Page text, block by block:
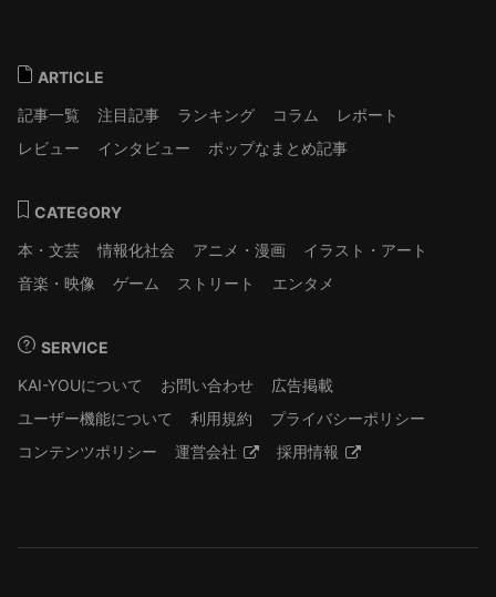
ARTICLE
記事一覧
注目記事 ランキング コラム
レポート
レビュー
インタビュー ポップなまとめ記事
CATEGORY
本・文芸
情報化社会 アニメ・漫画
イラスト・アート
音楽・映像
ゲーム ストリート エンタメ
SERVICE
KAI-YOUについて
お問い合わせ
広告掲載
ユーザー機能について
利用規約
プライバシーポリシー
コンテンツポリシー
運営会社 採用情報